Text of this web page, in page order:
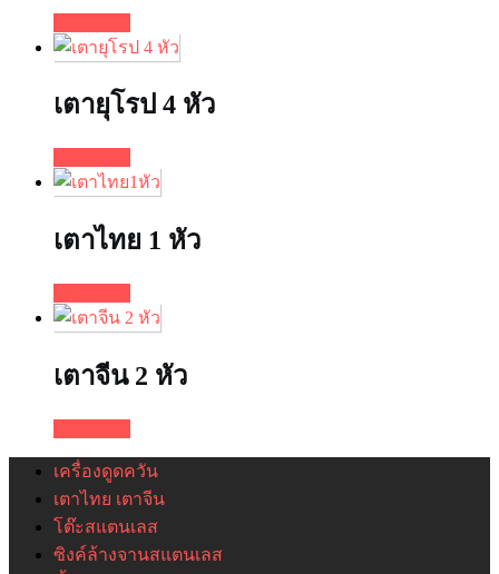
เตายุโรป 4 หัว
เตาไทย 1 หัว
เตาจีน 2 หัว
เครื่องดูดควัน
เตาไทย เตาจีน
โต๊ะสแตนเลส
ซิงค์ล้างจานสแตนเลส